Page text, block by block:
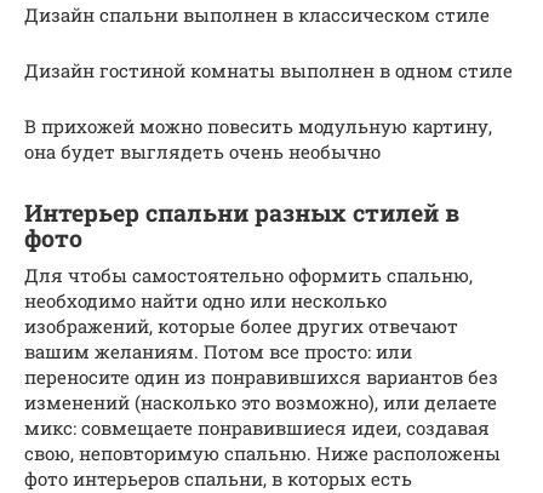
Дизайн спальни выполнен в классическом стиле
Дизайн гостиной комнаты выполнен в одном стиле
В прихожей можно повесить модульную картину,
она будет выглядеть очень необычно
Интерьер спальни разных стилей в
фото
Для чтобы самостоятельно оформить спальню,
необходимо найти одно или несколько
изображений, которые более других отвечают
вашим желаниям. Потом все просто: или
переносите один из понравившихся вариантов без
изменений (насколько это возможно), или делаете
микс: совмещаете понравившиеся идеи, создавая
свою, неповторимую спальню. Ниже расположены
фото интерьеров спальни, в которых есть